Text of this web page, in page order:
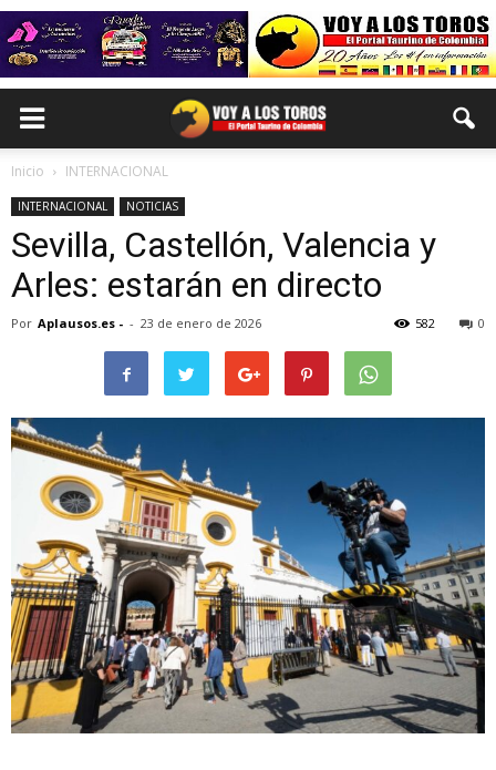
Inicio INTERNACIONAL
INTERNACIONAL NOTICIAS
Sevilla, Castellón, Valencia y
Arles: estarán en directo
Por Aplausos.es - - 23 de enero de 2026 0
582